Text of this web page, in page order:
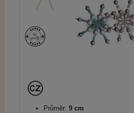
Průměr: 9 cm